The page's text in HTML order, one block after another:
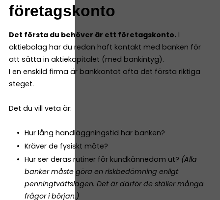
företagskonto
Det första du behöver är ett företagskonto. I
aktiebolag har du redan haft kontakt med banken för
att sätta in aktiekapitalet (med bankintyg).
I en enskild firma är bankkontot ofta det första riktiga
steget.
Det du vill veta är:
Hur lång handläggningstid har banken?
Kräver de fysiskt möte?
Hur ser deras rutiner för kundkännedom ut? (Alla
banker måste göra en riskbedömning enligt
penningtvättslagen. Det är därför de ställer många
frågor i början.)